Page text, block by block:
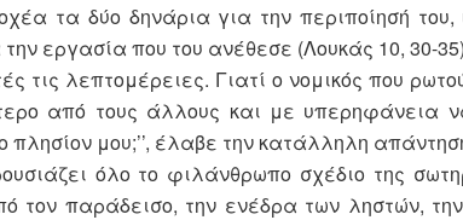
τα δύο δηνάρια για την περιποίησή του,
εργασία που του ανέθεσε (Λουκάς 10, 30-
λεπτομέρειες. Γιατί ο νομικός που
από τους άλλους και με υπερηφάνεια
πλησίον μου;’’, έλαβε την κατάλληλη
όλο το φιλάνθρωπο σχέδιο της
τον παράδεισο, την ενέδρα των ληστών,